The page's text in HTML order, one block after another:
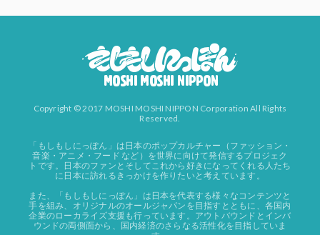
Copyright © 2017 MOSHI MOSHI NIPPON Corporation All Rights
Reserved.
「もしもしにっぽん」は日本のポップカルチャー（ファッション・
音楽・アニメ・フード など）を世界に向けて発信するプロジェク
トです。日本のファンとそしてこれから好きになってくれる人たち
に日本に訪れるきっかけを作りたいと考えています。
また、「もしもしにっぽん」は日本を代表する様々なコンテンツと
手を組み、オリジナルのオールジャパンを目指すとともに、各国内
企業のローカライズ支援も行っています。アウトバウンドとインバ
ウンドの両側面から、国内経済のさらなる活性化を目指していま